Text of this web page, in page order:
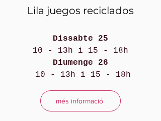
Lila juegos reciclados
Dissabte 25
10 - 13h i 15 - 18h
Diumenge 26
10 - 13h i 15 - 18h
més informació